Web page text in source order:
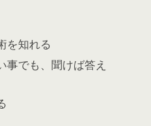
を知れる
事でも、聞けば答え